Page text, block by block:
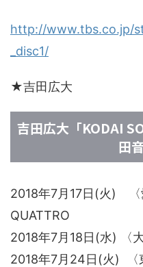
http://www.tbs.co.jp/
_disc1/
★吉田広大
吉田広大「KODAI
田
2018年7月17日(火) 〈
QUATTRO
2018年7月18日(水) 〈
2018年7月24日(火) 〈